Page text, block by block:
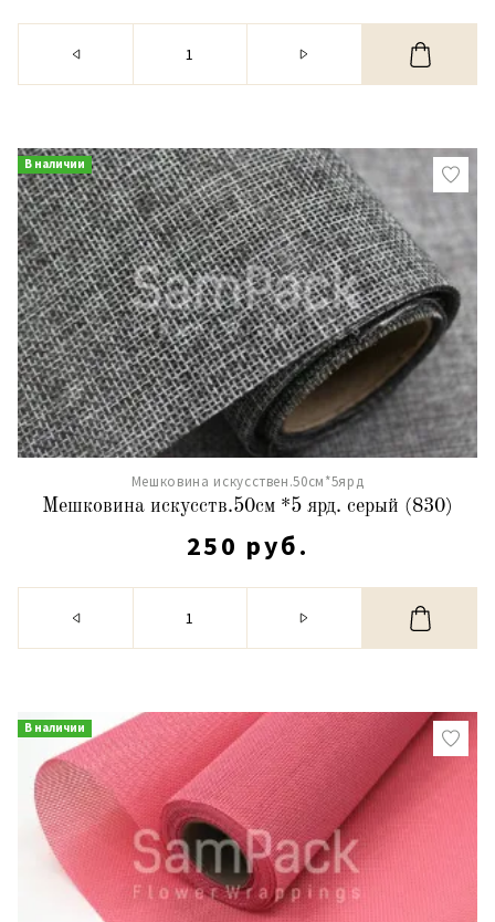
В наличии
Мешковина искусствен.50см*5ярд
Мешковина искусств.50см *5 ярд. серый (830)
250 руб.
В наличии